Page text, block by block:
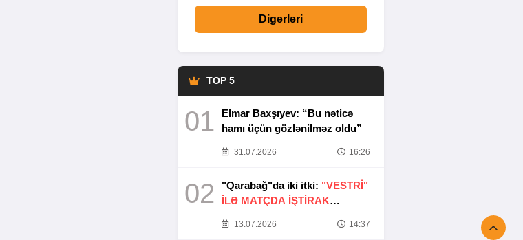
Digərləri
TOP 5
01
Elmar Baxşıyev: “Bu nəticə
hamı üçün gözlənilməz oldu”
31.07.2026 16:26
02 "Qarabağ"da iki itki: "VESTRİ"
İLƏ MATÇDA İŞTİRAK
13.07.2026 14:37